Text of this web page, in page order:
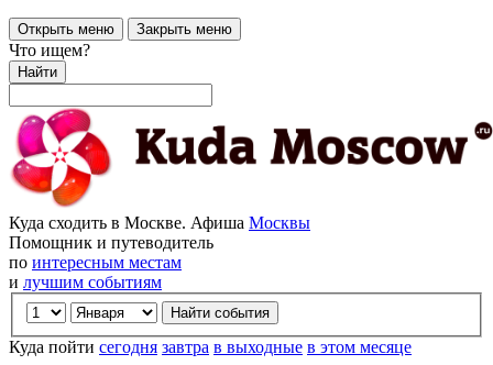
Открыть меню Закрыть меню
Что ищем?
Найти
Куда сходить в Москве. Афиша Москвы
Помощник и путеводитель
по интересным местам
и лучшим событиям
Куда пойти сегодня завтра в выходные в этом месяце